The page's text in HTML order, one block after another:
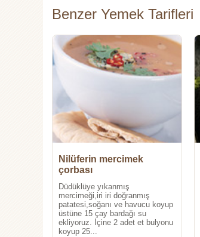
Benzer Yemek Tarifleri
Nilüferin mercimek
çorbası
Düdüklüye yıkanmış
mercimeği,iri iri doğranmış
patatesi,soğanı ve havucu koyup
üstüne 15 çay bardağı su
ekliyoruz. İçine 2 adet et bulyonu
koyup 25...